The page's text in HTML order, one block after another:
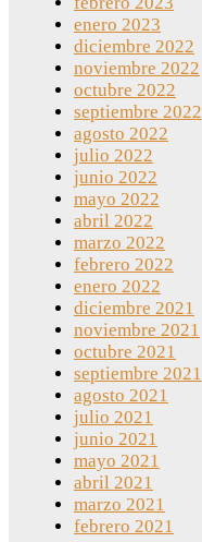
enero 2023
diciembre 2022
noviembre 2022
octubre 2022
septiembre 2022
agosto 2022
julio 2022
junio 2022
mayo 2022
abril 2022
marzo 2022
febrero 2022
enero 2022
diciembre 2021
noviembre 2021
octubre 2021
septiembre 2021
agosto 2021
julio 2021
junio 2021
mayo 2021
abril 2021
marzo 2021
febrero 2021